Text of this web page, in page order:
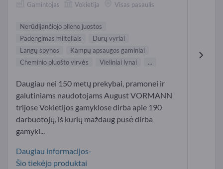
Gamintojas Vokietija Visas pasaulis
Nerūdijančiojo plieno juostos
Padengimas milteliais
Durų vyriai
Langų spynos
Kampų apsaugos gaminiai
Cheminio pluošto virvės
Vieliniai lynai ...
Daugiau nei 150 metų prekybai, pramonei ir
galutiniams naudotojams August VORMANN
trijose Vokietijos gamyklose dirba apie 190
darbuotojų, iš kurių maždaug pusė dirba
gamykl...
Daugiau informacijos-
Šio tiekėjo produktai